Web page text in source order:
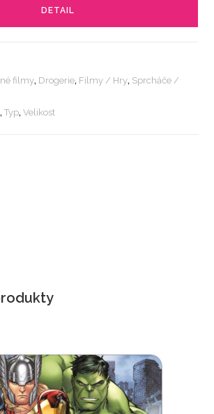
DETAIL
filmy, Drogerie, Filmy / Hry, Sprcháče /
,Typ,Velikost